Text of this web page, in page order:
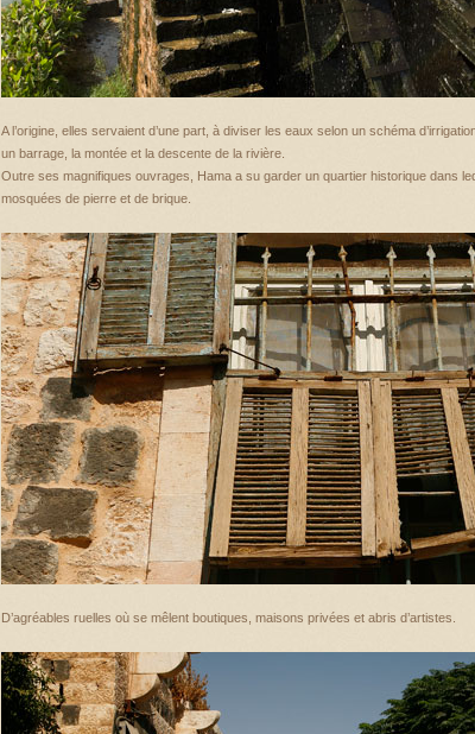
A l’origine, elles servaient d’une part, à diviser les eaux selon un schéma
un barrage, la montée et la descente de la rivière.
Outre ses magnifiques ouvrages, Hama a su garder un quartier historique dans
mosquées de pierre et de brique.
D’agréables ruelles où se mêlent boutiques, maisons privées et abris d’artistes.